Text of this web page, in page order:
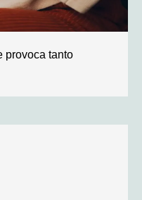
provoca tanto